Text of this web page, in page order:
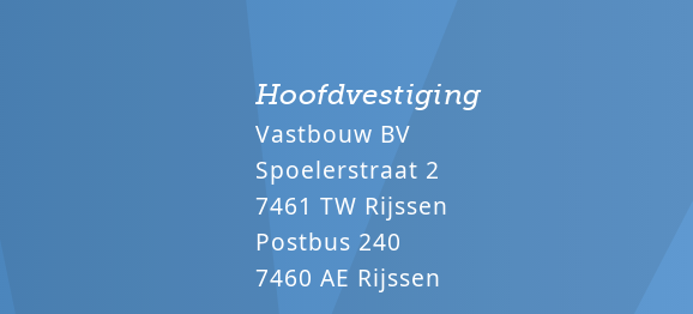
Hoofdvestiging
Vastbouw BV
Spoelerstraat 2
7461 TW Rijssen
Postbus 240
7460 AE Rijssen